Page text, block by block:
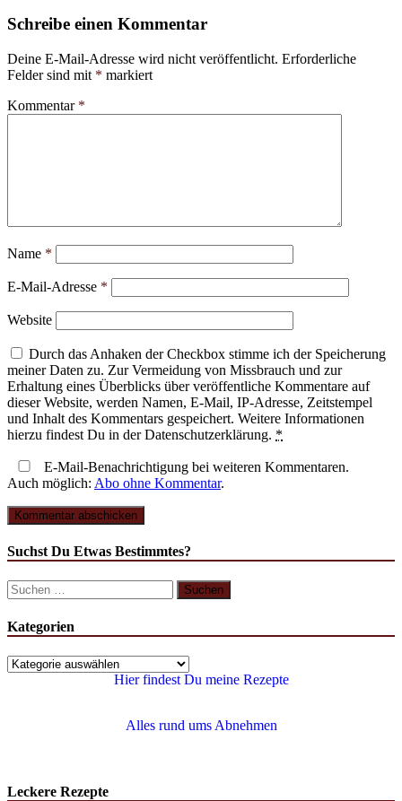
Schreibe einen Kommentar
Deine E-Mail-Adresse wird nicht veröffentlicht. Erforderliche
Felder sind mit * markiert
Kommentar *
Name *
E-Mail-Adresse *
Website
Durch das Anhaken der Checkbox stimme ich der Speicherung
meiner Daten zu. Zur Vermeidung von Missbrauch und zur
Erhaltung eines Überblicks über veröffentliche Kommentare auf
dieser Website, werden Namen, E-Mail, IP-Adresse, Zeitstempel
und Inhalt des Kommentars gespeichert. Weitere Informationen
hierzu findest Du in der Datenschutzerklärung. *
E-Mail-Benachrichtigung bei weiteren Kommentaren.
Auch möglich: Abo ohne Kommentar.
Suchst Du Etwas Bestimmtes?
Kategorien
Hier findest Du meine Rezepte
Alles rund ums Abnehmen
Leckere Rezepte